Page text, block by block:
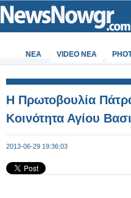
ΝΕΑ VIDEO NEA
Η Πρωτοβουλία
Kοινότητα Αγίου
2013-06-29 19:36:03